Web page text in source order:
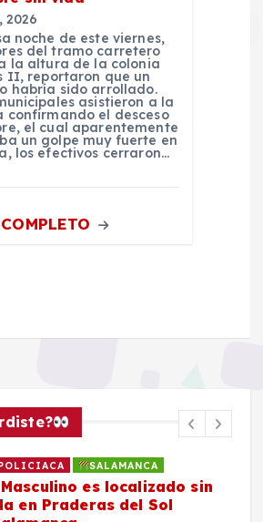
2026
noche de este viernes,
del tramo carretero
la altura de la colonia
II, reportaron que un
habría sido arrollado.
asistieron a la
confirmando el desceso
el cual aparentemente
un golpe muy fuerte en
los efectivos cerraron…
SALAMANCA
Masculino es localizado sin
en Praderas del Sol